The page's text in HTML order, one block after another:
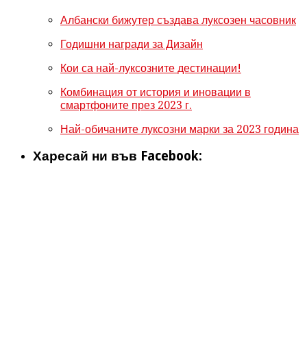
Албански бижутер създава луксозен часовник
Годишни награди за Дизайн
Кои са най-луксозните дестинации!
Комбинация от история и иновации в
смартфоните през 2023 г.
Най-обичаните луксозни марки за 2023 година
Харесай ни във Facebook: